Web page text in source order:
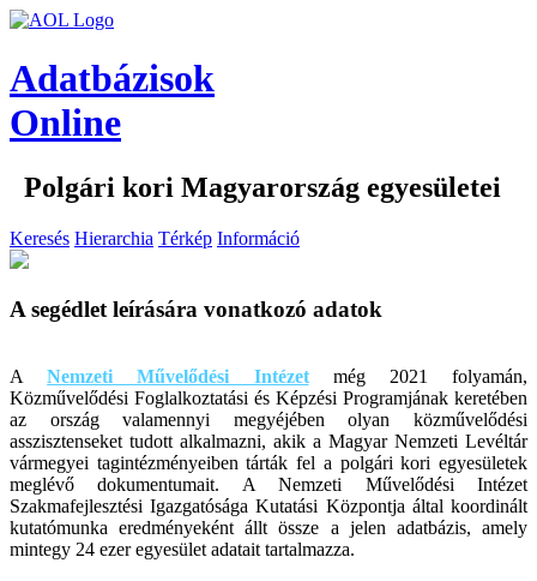
Adatbázisok
Online
Polgári kori Magyarország egyesületei
Keresés Hierarchia Térkép Információ
A segédlet leírására vonatkozó adatok
ANemzeti Művelődési Intézetmég 2021 folyamán,
Közművelődési Foglalkoztatási és Képzési Programjának keretében
az ország valamennyi megyéjében olyan közművelődési
asszisztenseket tudott alkalmazni, akik a Magyar Nemzeti Levéltár
vármegyei tagintézményeiben tárták fel a polgári kori egyesületek
meglévő dokumentumait. A Nemzeti Művelődési Intézet
Szakmafejlesztési Igazgatósága Kutatási Központja által koordinált
kutatómunka eredményeként állt össze a jelen adatbázis, amely
mintegy 24 ezer egyesület adatait tartalmazza.